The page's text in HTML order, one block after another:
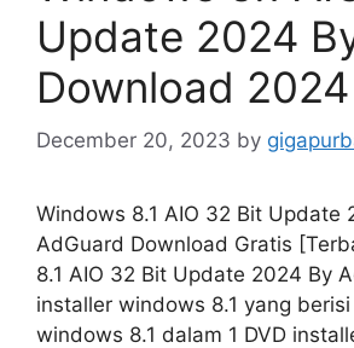
Update 2024
Download 2024
December 20, 2023 by
Windows 8.1 AIO 32 Bit Update
AdGuard Download Gratis
8.1 AIO 32 Bit Update 2024 By
installer windows 8.1 yang berisi
windows 8.1 dalam 1 DVD